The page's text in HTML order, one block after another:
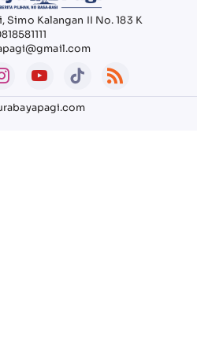
Simo Kalangan II No. 183 K